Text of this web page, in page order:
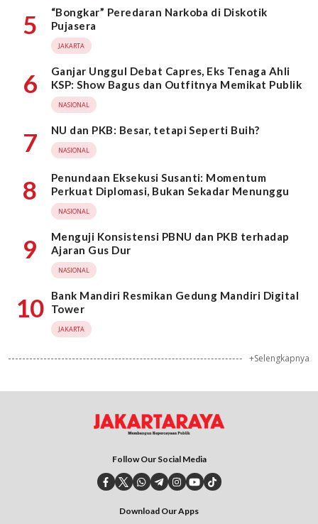
5
“Bongkar” Peredaran Narkoba di Diskotik
Pujasera
JAKARTA
6
Ganjar Unggul Debat Capres, Eks Tenaga Ahli
KSP: Show Bagus dan Outfitnya Memikat Publik
NASIONAL
7 NU dan PKB: Besar, tetapi Seperti Buih?
NASIONAL
8
Penundaan Eksekusi Susanti: Momentum
Perkuat Diplomasi, Bukan Sekadar Menunggu
NASIONAL
9
Menguji Konsistensi PBNU dan PKB terhadap
Ajaran Gus Dur
NASIONAL
10
Bank Mandiri Resmikan Gedung Mandiri Digital
Tower
JAKARTA
+Selengkapnya
Follow Our Social Media
Download Our Apps